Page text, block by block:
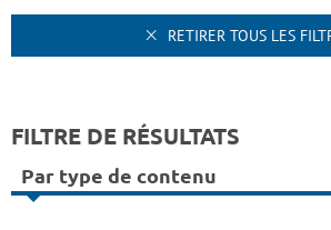
RETIRER TOUS LES
FILTRE DE RÉSULTATS
Par type de contenu